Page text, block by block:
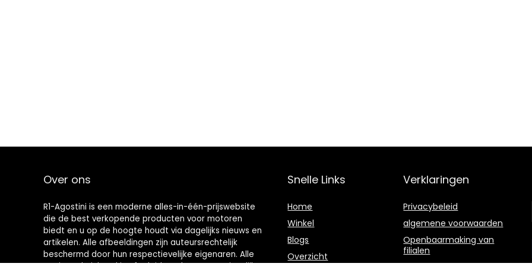
Over ons
R1-Agostini is een moderne alles-in-één-prijswebsite
die de best verkopende producten voor motoren
biedt en u op de hoogte houdt via dagelijks nieuws en
artikelen. Alle afbeeldingen zijn auteursrechtelijk
beschermd door hun respectievelijke eigenaren. Alle
geciteerde inhoud is afgeleid van hun respectievelijke
Snelle Links
Home
Winkel
Blogs
Overzicht
Verklaringen
Privacybeleid
algemene voorwaarden
Openbaarmaking van
filialen